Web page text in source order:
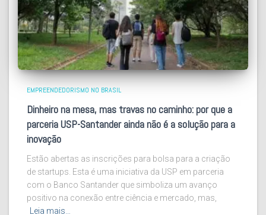
EMPREENDEDORISMO NO BRASIL
Dinheiro na mesa, mas travas no caminho: por que a
parceria USP-Santander ainda não é a solução para a
inovação
Estão abertas as inscrições para bolsa para a criação
de startups. Esta é uma iniciativa da USP em parceria
com o Banco Santander que simboliza um avanço
positivo na conexão entre ciência e mercado, mas,
Leia mais…